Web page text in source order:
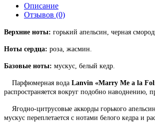
Описание
Отзывов (0)
Верхние ноты: горький апельсин, черная
Ноты сердца: роза, жасмин.
Базовые ноты: мускус, белый кедр.
Парфюмерная вода Lanvin «Marry Me a la
распространяется вокруг подобно наводнению,
Ягодно-цитрусовые аккорды горького
мускус переплетается с нотами белого кедра и